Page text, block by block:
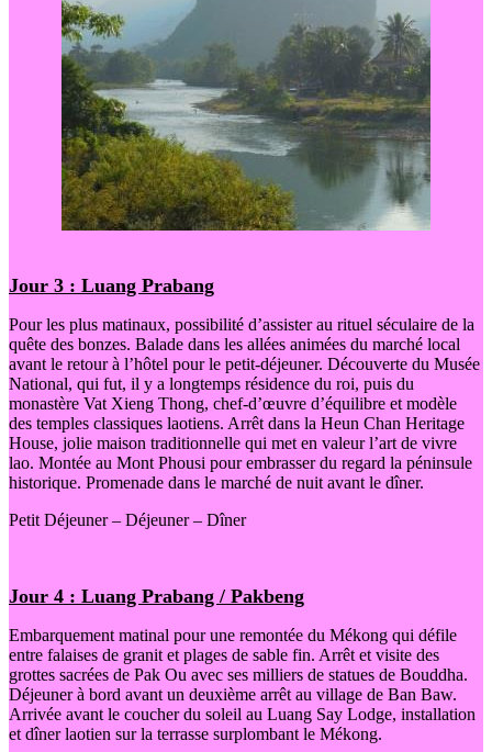
Jour 3 : Luang Prabang
Pour les plus matinaux, possibilité d’assister au rituel séculaire de la
quête des bonzes. Balade dans les allées animées du marché local
avant le retour à l’hôtel pour le petit-déjeuner. Découverte du Musée
National, qui fut, il y a longtemps résidence du roi, puis du
monastère Vat Xieng Thong, chef-d’œuvre d’équilibre et modèle
des temples classiques laotiens. Arrêt dans la Heun Chan Heritage
House, jolie maison traditionnelle qui met en valeur l’art de vivre
lao. Montée au Mont Phousi pour embrasser du regard la péninsule
historique. Promenade dans le marché de nuit avant le dîner.
Petit Déjeuner – Déjeuner – Dîner
Jour 4 : Luang Prabang / Pakbeng
Embarquement matinal pour une remontée du Mékong qui défile
entre falaises de granit et plages de sable fin. Arrêt et visite des
grottes sacrées de Pak Ou avec ses milliers de statues de Bouddha.
Déjeuner à bord avant un deuxième arrêt au village de Ban Baw.
Arrivée avant le coucher du soleil au Luang Say Lodge, installation
et dîner laotien sur la terrasse surplombant le Mékong.